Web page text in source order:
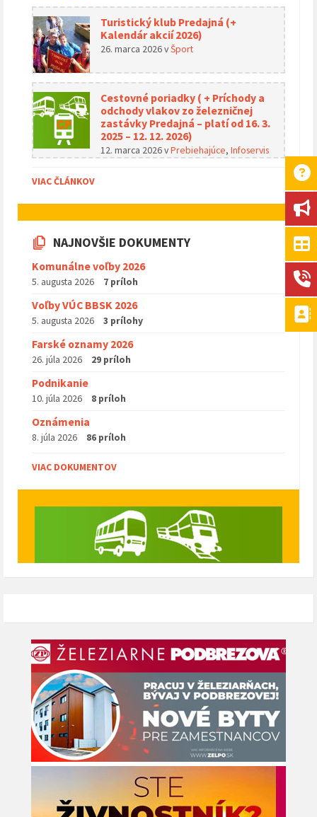
Turistický klub Predajná (+
Kalendár akcií 2026)
26. marca 2026vŠport
Cestovné poriadky ( + Príchody a
odchody vlakov zo železničnej
zastávky Predajná – platí od 16. 3.
2025 – 12. 12. 2026)
12. marca 2026vPrebiehajúce, Infoservis
VIAC ČLÁNKOV
NAJNOVŠIE DOKUMENTY
Komunálne voľby 2026
5. augusta 2026 7 príloh
Voľby VÚC BBSK 2026
5. augusta 2026 3 prílohy
Farské oznamy 2026
26. júla 2026 29 príloh
Podnikanie
10. júla 2026 8 príloh
Oznámenia
8. júla 2026 86 príloh
VIAC DOKUMENTOV